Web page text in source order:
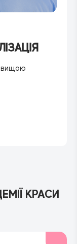
вищою
КРАСИ